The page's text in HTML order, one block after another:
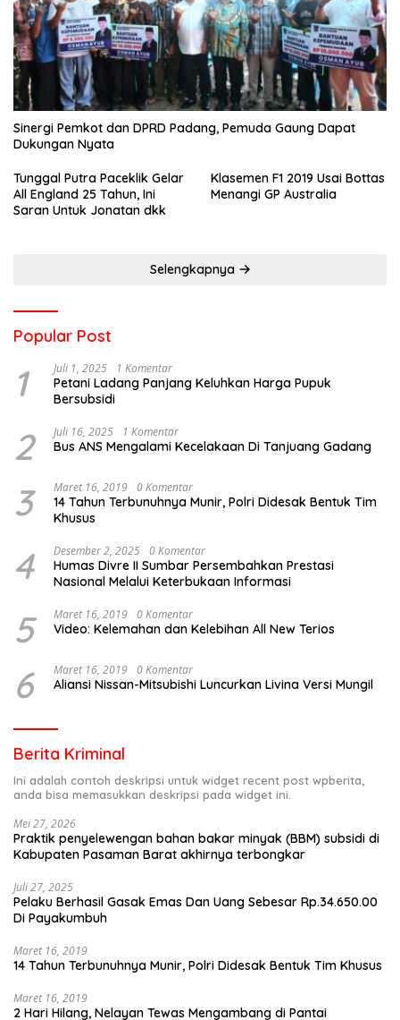
Sinergi Pemkot dan DPRD Padang, Pemuda Gaung Dapat
Dukungan Nyata
Tunggal Putra Paceklik Gelar
All England 25 Tahun, Ini
Saran Untuk Jonatan dkk
Klasemen F1 2019 Usai Bottas
Menangi GP Australia
Selengkapnya
Popular Post
1 Juli 1, 2025 1 Komentar
Petani Ladang Panjang Keluhkan Harga Pupuk
Bersubsidi
2 Juli 16, 2025 1 Komentar
Bus ANS Mengalami Kecelakaan Di Tanjuang Gadang
3 Maret 16, 2019 0 Komentar
14 Tahun Terbunuhnya Munir, Polri Didesak Bentuk Tim
Khusus
4 Desember 2, 2025 0 Komentar
Humas Divre II Sumbar Persembahkan Prestasi
Nasional Melalui Keterbukaan Informasi
5 Maret 16, 2019 0 Komentar
Video: Kelemahan dan Kelebihan All New Terios
6 Maret 16, 2019 0 Komentar
Aliansi Nissan-Mitsubishi Luncurkan Livina Versi Mungil
Berita Kriminal
Ini adalah contoh deskripsi untuk widget recent post wpberita,
anda bisa memasukkan deskripsi pada widget ini.
Mei 27, 2026
Praktik penyelewengan bahan bakar minyak (BBM) subsidi di
Kabupaten Pasaman Barat akhirnya terbongkar
Juli 27, 2025
Pelaku Berhasil Gasak Emas Dan Uang Sebesar Rp.34.650.00
Di Payakumbuh
Maret 16, 2019
14 Tahun Terbunuhnya Munir, Polri Didesak Bentuk Tim Khusus
Maret 16, 2019
2 Hari Hilang, Nelayan Tewas Mengambang di Pantai